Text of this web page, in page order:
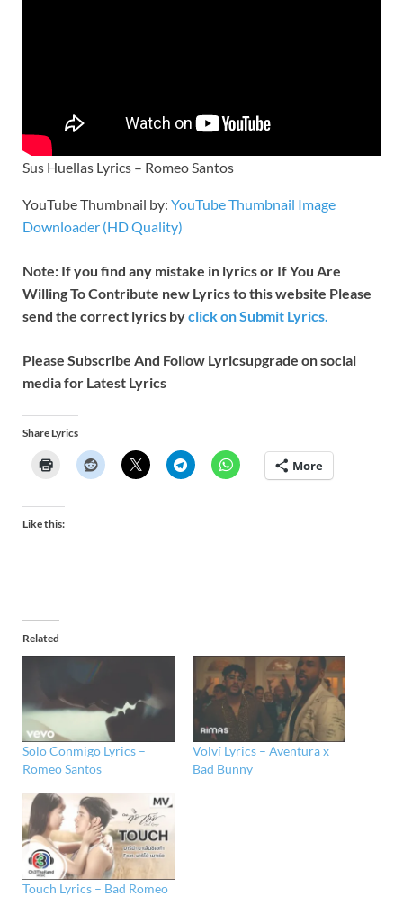
Sus Huellas Lyrics – Romeo Santos
YouTube Thumbnail by: YouTube Thumbnail Image
Downloader (HD Quality)
Note: If you find any mistake in lyrics or If You Are
Willing To Contribute new Lyrics to this website Please
send the correct lyrics byclick on Submit Lyrics.
Please Subscribe And Follow Lyricsupgrade on social
media for Latest Lyrics
Share Lyrics
More
Like this:
Related
Solo Conmigo Lyrics –
Romeo Santos
Volví Lyrics – Aventura x
Bad Bunny
Touch Lyrics – Bad Romeo